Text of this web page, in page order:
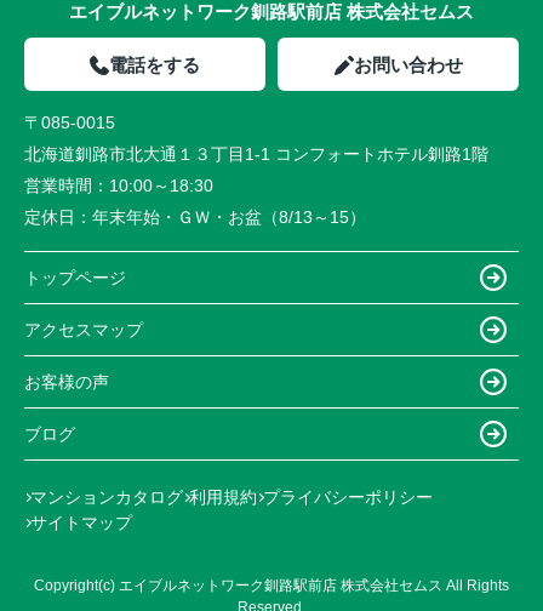
エイブルネットワーク釧路駅前店 株式会社セムス
電話をする お問い合わせ
〒085-0015
北海道釧路市北大通１３丁目1-1 コンフォートホテル釧路1階
営業時間： 10:00～18:30
定休日： 年末年始・ＧＷ・お盆（8/13～15）
トップページ
アクセスマップ
お客様の声
ブログ
マンションカタログ 利用規約 プライバシーポリシー
サイトマップ
Copyright(c) エイブルネットワーク釧路駅前店 株式会社セムス All Rights
Reserved.